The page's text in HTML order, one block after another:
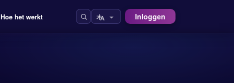
Hoe het werkt Inloggen